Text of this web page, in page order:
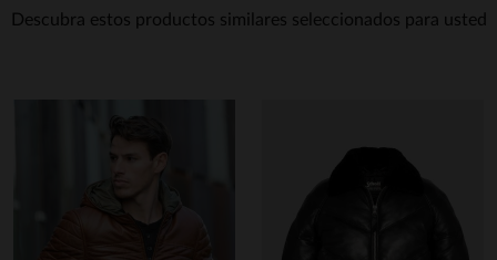
Descubra estos productos similares seleccionados para usted